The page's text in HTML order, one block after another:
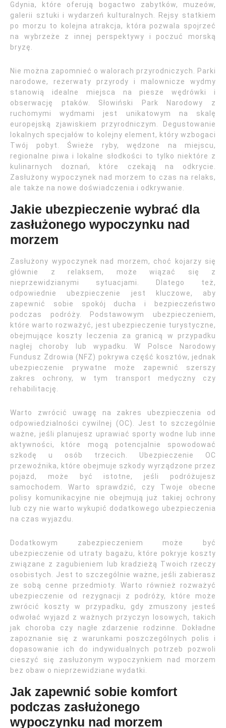
Gdynia, które oferują bogactwo zabytków, muzeów,
galerii sztuki i wydarzeń kulturalnych. Rejsy statkiem
po morzu to kolejna atrakcja, która pozwala spojrzeć
na wybrzeże z innej perspektywy i poczuć morską
bryzę.
Nie można zapomnieć o walorach przyrodniczych. Parki
narodowe, rezerwaty przyrody i malownicze wydmy
stanowią idealne miejsca na piesze wędrówki i
obserwację ptaków. Słowiński Park Narodowy z
ruchomymi wydmami jest unikatowym na skalę
europejską zjawiskiem przyrodniczym. Degustowanie
lokalnych specjałów to kolejny element, który wzbogaci
Twój pobyt. Świeże ryby, wędzone na miejscu,
regionalne piwa i lokalne słodkości to tylko niektóre z
kulinarnych doznań, które czekają na odkrycie.
Zasłużony wypoczynek nad morzem to czas na relaks,
ale także na nowe doświadczenia i odkrywanie.
Jakie ubezpieczenie wybrać dla
zasłużonego wypoczynku nad
morzem
Zasłużony wypoczynek nad morzem, choć kojarzy się
głównie z relaksem, może wiązać się z
nieprzewidzianymi sytuacjami. Dlatego też,
odpowiednie ubezpieczenie jest kluczowe, aby
zapewnić sobie spokój ducha i bezpieczeństwo
podczas podróży. Podstawowym ubezpieczeniem,
które warto rozważyć, jest ubezpieczenie turystyczne,
obejmujące koszty leczenia za granicą w przypadku
nagłej choroby lub wypadku. W Polsce Narodowy
Fundusz Zdrowia (NFZ) pokrywa część kosztów, jednak
ubezpieczenie prywatne może zapewnić szerszy
zakres ochrony, w tym transport medyczny czy
rehabilitację.
Warto zwrócić uwagę na zakres ubezpieczenia od
odpowiedzialności cywilnej (OC). Jest to szczególnie
ważne, jeśli planujesz uprawiać sporty wodne lub inne
aktywności, które mogą potencjalnie spowodować
szkodę u osób trzecich. Ubezpieczenie OC
przewoźnika, które obejmuje szkody wyrządzone przez
pojazd, może być istotne, jeśli podróżujesz
samochodem. Warto sprawdzić, czy Twoje obecne
polisy komunikacyjne nie obejmują już takiej ochrony
lub czy nie warto wykupić dodatkowego ubezpieczenia
na czas wyjazdu.
Dodatkowym zabezpieczeniem może być
ubezpieczenie od utraty bagażu, które pokryje koszty
związane z zagubieniem lub kradzieżą Twoich rzeczy
osobistych. Jest to szczególnie ważne, jeśli zabierasz
ze sobą cenne przedmioty. Warto również rozważyć
ubezpieczenie od rezygnacji z podróży, które może
zwrócić koszty w przypadku, gdy zmuszony jesteś
odwołać wyjazd z ważnych przyczyn losowych, takich
jak choroba czy nagłe zdarzenie rodzinne. Dokładne
zapoznanie się z warunkami poszczególnych polis i
dopasowanie ich do indywidualnych potrzeb pozwoli
cieszyć się zasłużonym wypoczynkiem nad morzem
bez obaw o nieprzewidziane wydatki.
Jak zapewnić sobie komfort
podczas zasłużonego
wypoczynku nad morzem